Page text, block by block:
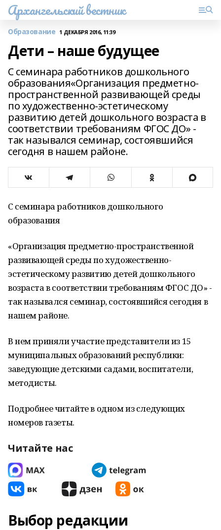
Архангельский вестник
Образование 1 ДЕКАБРЯ 2016, 11:39
Дети – наше будущее
С семинара работников дошкольного
образования«Организация предметно-
пространственной развивающей среды
по художественно-эстетическому
развитию детей дошкольного возраста в
соответствии требованиям ФГОС ДО» -
так назывался семинар, состоявшийся
сегодня в нашем районе.
С семинара работников дошкольного
образования
«Организация предметно-пространственной
развивающей среды по художественно-
эстетическому развитию детей дошкольного
возраста в соответствии требованиям ФГОС ДО» -
так назывался семинар, состоявшийся сегодня в
нашем районе.
В нем приняли участие представители из 15
муниципальных образований республики:
заведующие детскими садами, воспитатели,
методисты.
Подробнее читайте в одном из следующих
номеров газеты.
Читайте нас
Выбор редакции